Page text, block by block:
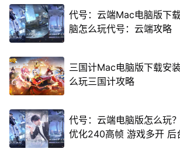
代号：云端Mac电脑版下
脑怎么玩代号：云端攻略
三国计Mac电脑版下载安
么玩三国计攻略
代号：云端电脑版怎么玩
优化240高帧 游戏多开 后